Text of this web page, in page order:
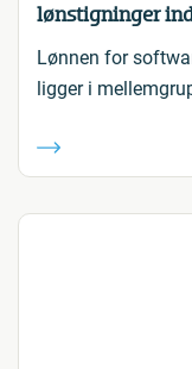
lønstigninger
Lønnen for
ligger i